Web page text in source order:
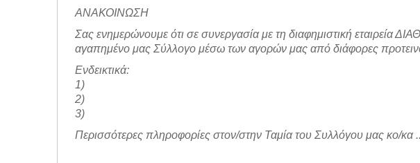
ΑΝΑΚΟΙΝΩΣΗ
Σας ενημερώνουμε ότι σε συνεργασία με τη διαφημιστική εταιρεία
αγαπημένο μας Σύλλογο μέσω των αγορών μας από διάφορες
Ενδεικτικά:
1)
2)
3)
Περισσότερες πληροφορίες στον/στην Ταμία του Συλλόγου μας κο/κα